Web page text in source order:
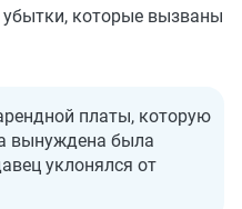
которые вызваны
платы, которую
вынуждена была
уклонялся от